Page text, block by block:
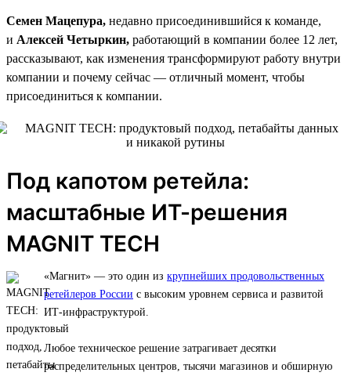
Семен Мацепура, недавно присоединившийся к команде,
и Алексей Четыркин, работающий в компании более 12 лет,
рассказывают, как изменения трансформируют работу внутри
компании и почему сейчас — отличный момент, чтобы
присоединиться к компании.
Под капотом ретейла:
масштабные ИТ-решения
MAGNIT TECH
«Магнит» — это один из крупнейших продовольственных
ретейлеров России с высоким уровнем сервиса и развитой
ИТ-инфраструктурой.
Любое техническое решение затрагивает десятки
распределительных центров, тысячи магазинов и обширную